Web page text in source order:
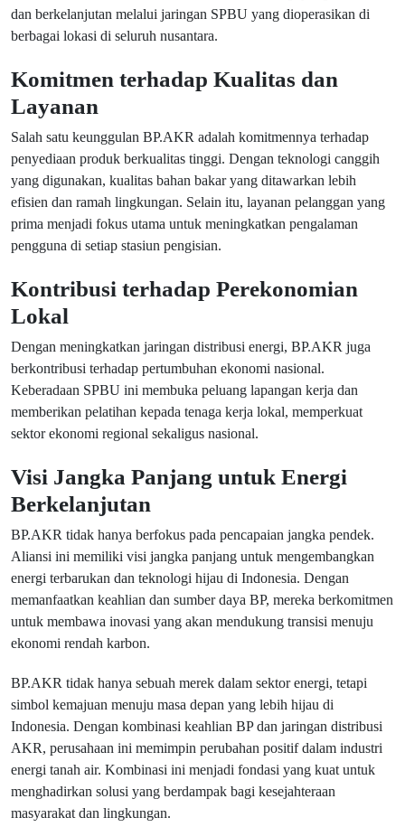
dan berkelanjutan melalui jaringan SPBU yang dioperasikan di
berbagai lokasi di seluruh nusantara.
Komitmen terhadap Kualitas dan
Layanan
Salah satu keunggulan BP.AKR adalah komitmennya terhadap
penyediaan produk berkualitas tinggi. Dengan teknologi canggih
yang digunakan, kualitas bahan bakar yang ditawarkan lebih
efisien dan ramah lingkungan. Selain itu, layanan pelanggan yang
prima menjadi fokus utama untuk meningkatkan pengalaman
pengguna di setiap stasiun pengisian.
Kontribusi terhadap Perekonomian
Lokal
Dengan meningkatkan jaringan distribusi energi, BP.AKR juga
berkontribusi terhadap pertumbuhan ekonomi nasional.
Keberadaan SPBU ini membuka peluang lapangan kerja dan
memberikan pelatihan kepada tenaga kerja lokal, memperkuat
sektor ekonomi regional sekaligus nasional.
Visi Jangka Panjang untuk Energi
Berkelanjutan
BP.AKR tidak hanya berfokus pada pencapaian jangka pendek.
Aliansi ini memiliki visi jangka panjang untuk mengembangkan
energi terbarukan dan teknologi hijau di Indonesia. Dengan
memanfaatkan keahlian dan sumber daya BP, mereka berkomitmen
untuk membawa inovasi yang akan mendukung transisi menuju
ekonomi rendah karbon.
BP.AKR tidak hanya sebuah merek dalam sektor energi, tetapi
simbol kemajuan menuju masa depan yang lebih hijau di
Indonesia. Dengan kombinasi keahlian BP dan jaringan distribusi
AKR, perusahaan ini memimpin perubahan positif dalam industri
energi tanah air. Kombinasi ini menjadi fondasi yang kuat untuk
menghadirkan solusi yang berdampak bagi kesejahteraan
masyarakat dan lingkungan.